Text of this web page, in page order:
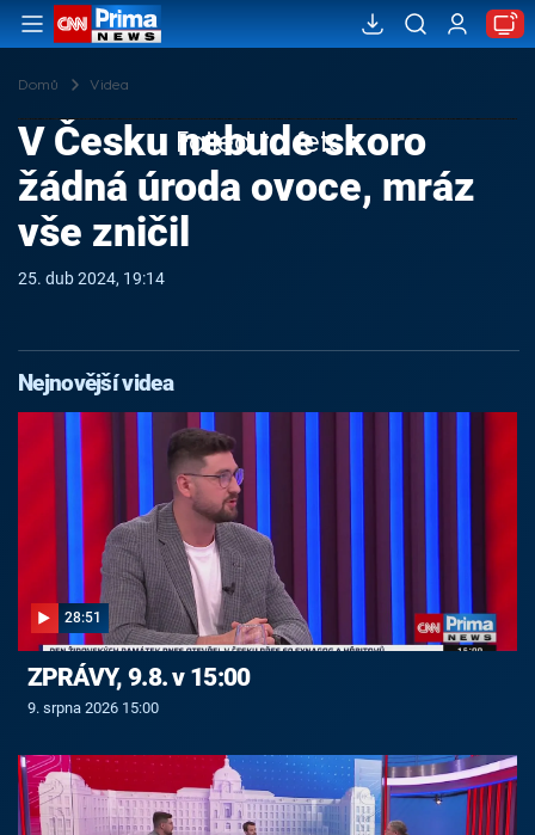
Domů Videa
Failed to fetch
V Česku nebude skoro
žádná úroda ovoce, mráz
vše zničil
25. dub 2024, 19:14
Nejnovější videa
28:51
ZPRÁVY, 9.8. v 15:00
9. srpna 2026 15:00